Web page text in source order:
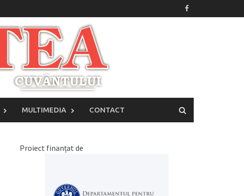
MULTIMEDIA CONTACT
Proiect finanțat de